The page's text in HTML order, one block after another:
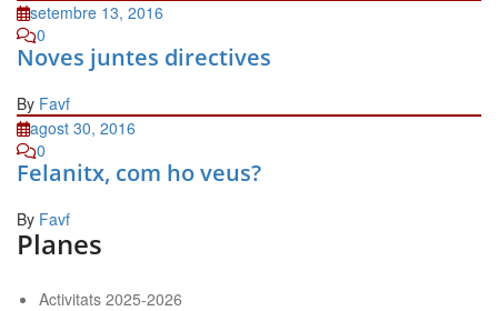
setembre 13, 2016
0
Noves juntes directives
By Favf
agost 30, 2016
0
Felanitx, com ho veus?
By Favf
Planes
Activitats 2025-2026